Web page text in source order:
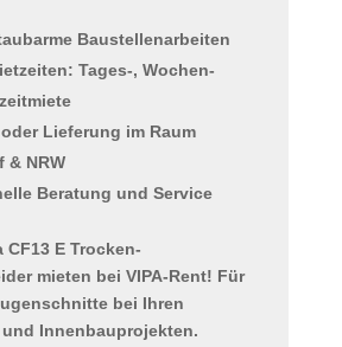
Baustellenarbeiten
Tages-, Wochen-
Lieferung im Raum
& NRW
Beratung und Service
CF13 E Trocken-
mieten bei VIPA-Rent! Für
bei Ihren
Innenbauprojekten.